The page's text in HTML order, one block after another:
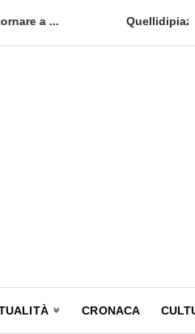
siciliana: Quellidipiazzatrinità
CRONACA